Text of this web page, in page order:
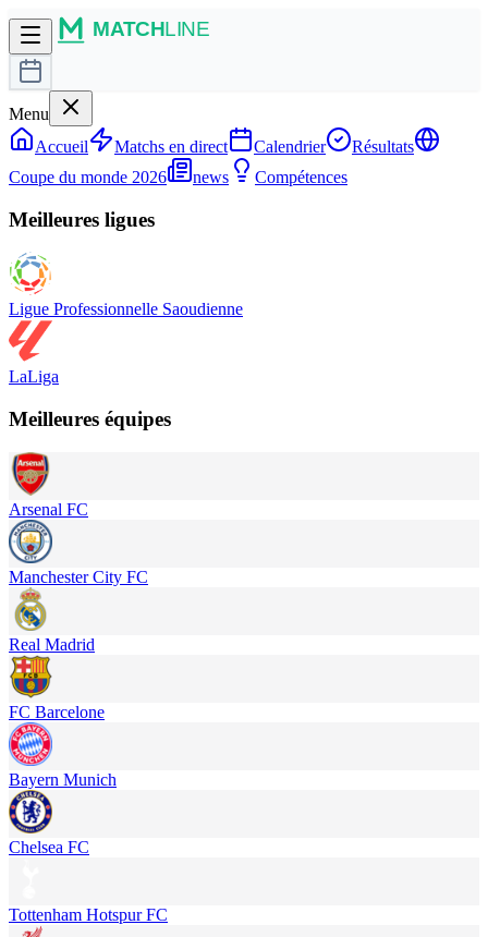
Menu
Accueil
Matchs en direct Calendrier
Résultats
Coupe du monde 2026
news Compétences
Meilleures ligues
Ligue Professionnelle Saoudienne
LaLiga
Meilleures équipes
Arsenal FC
Manchester City FC
Real Madrid
FC Barcelone
Bayern Munich
Chelsea FC
Tottenham Hotspur FC